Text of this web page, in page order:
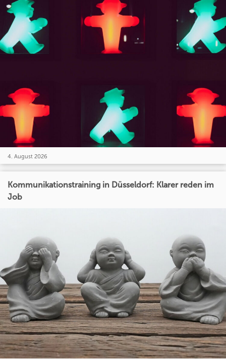
4. August 2026
Kommunikationstraining in Düsseldorf: Klarer reden im
Job